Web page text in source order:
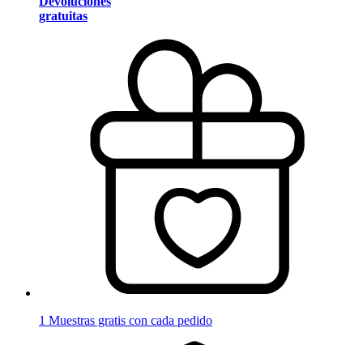
gratuitas
1 Muestras gratis con cada pedido